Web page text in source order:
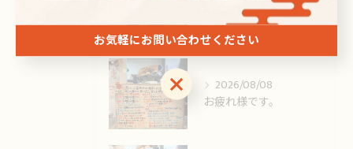
お疲れ様です🙏
2026/08/08
お疲れ様です。
お気軽にお問い合わせください
お気軽にお問い合わせください